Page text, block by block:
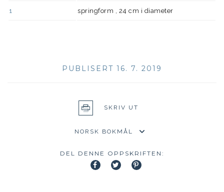
1 springform , 24 cm i diameter
PUBLISERT 16. 7. 2019
SKRIV UT
DEL DENNE OPPSKRIFTEN: